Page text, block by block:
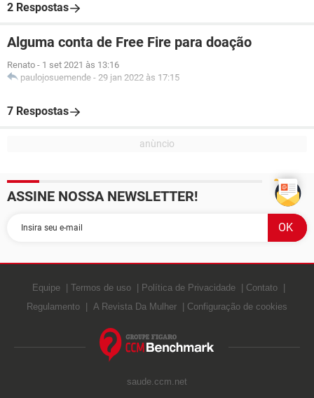
2 Respostas
Alguma conta de Free Fire para doação
Renato - 1 set 2021 às 13:16
paulojosuemende - 29 jan 2022 às 17:15
7 Respostas
ASSINE NOSSA NEWSLETTER!
Equipe Termos de uso Política de Privacidade
Contato
Regulamento
A Revista Da Mulher Configuração de cookies
saude.ccm.net